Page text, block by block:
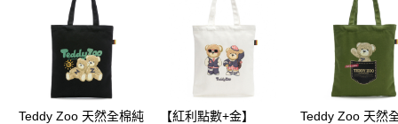
Apple Pay
街口支付
Teddy Zoo 天然全棉純
【紅利點數+金】
Teddy Zoo 天然